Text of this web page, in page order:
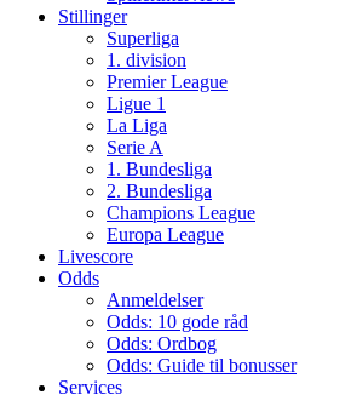
Stillinger
Superliga
1. division
Premier League
Ligue 1
La Liga
Serie A
1. Bundesliga
2. Bundesliga
Champions League
Europa League
Livescore
Odds
Anmeldelser
Odds: 10 gode råd
Odds: Ordbog
Odds: Guide til bonusser
Services